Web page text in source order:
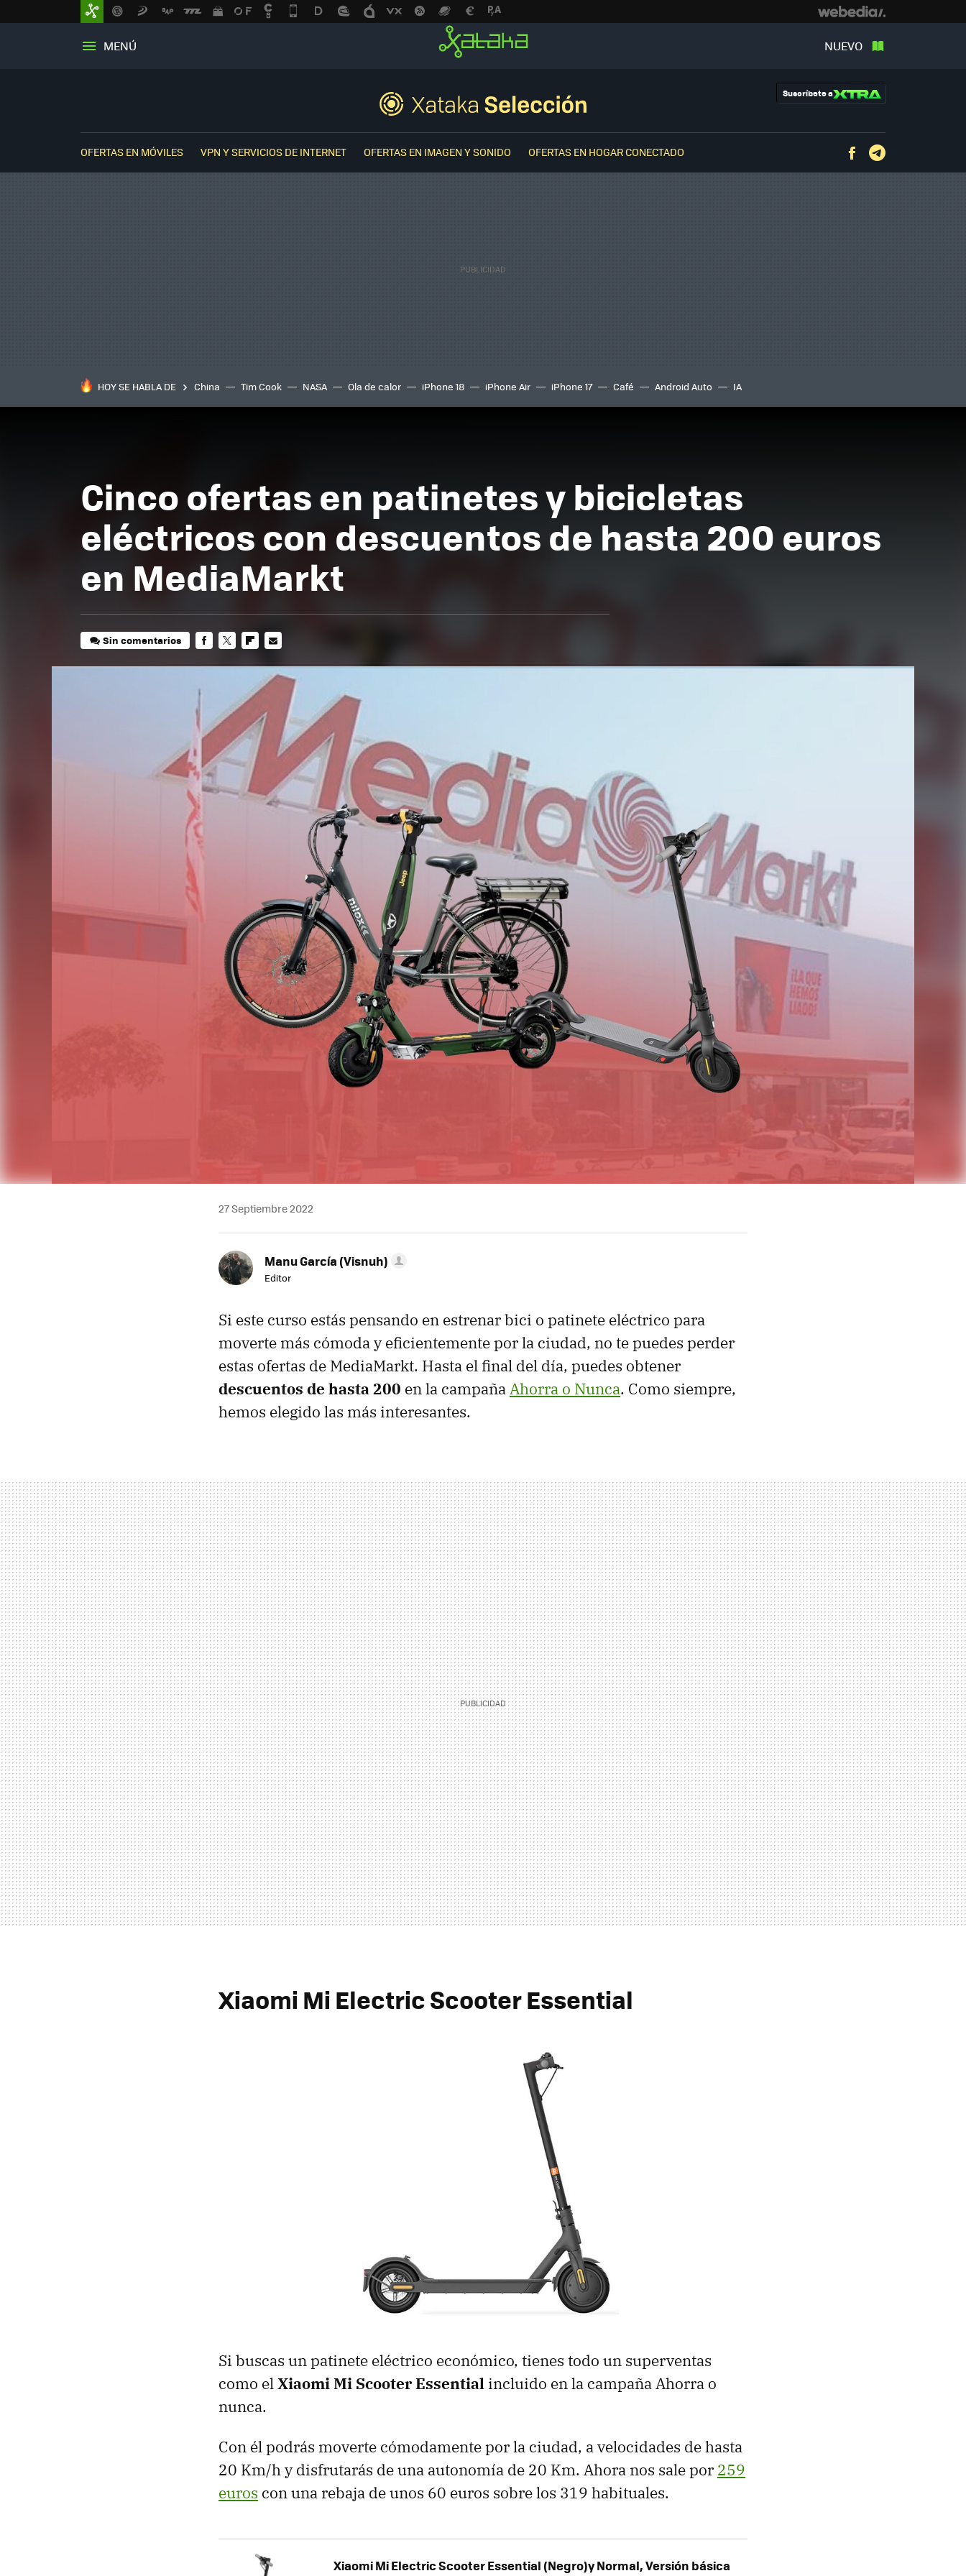
MENÚ NUEVO
Suscríbete a
OFERTAS EN MÓVILES VPN Y SERVICIOS DE INTERNET OFERTAS EN IMAGEN Y SONIDO OFERTAS EN HOGAR CONECTADO Facebook
HOY SE HABLA DE China Tim Cook NASA Ola de calor iPhone 18 iPhone Air iPhone 17 Café Android Auto IA
Cinco ofertas en patinetes y bicicletas
eléctricos con descuentos de hasta 200 euros
en MediaMarkt
Sin comentarios
MAIL
27 Septiembre 2022
Manu García (Visnuh)
Editor
Si este curso estás pensando en estrenar bici o patinete eléctrico para
moverte más cómoda y eficientemente por la ciudad, no te puedes perder
estas ofertas de MediaMarkt. Hasta el final del día, puedes obtener
descuentos de hasta 200 en la campañaAhorra o Nunca. Como siempre,
hemos elegido las más interesantes.
Xiaomi Mi Electric Scooter Essential
Si buscas un patinete eléctrico económico, tienes todo un superventas
como elXiaomi Mi Scooter Essential incluido en la campaña Ahorra o
nunca.
Con él podrás moverte cómodamente por la ciudad, a velocidades de hasta
20 Km/h y disfrutarás de una autonomía de 20 Km. Ahora nos sale por 259
euros con una rebaja de unos 60 euros sobre los 319 habituales.
Xiaomi Mi Electric Scooter Essential (Negro)y Normal, Versión básica